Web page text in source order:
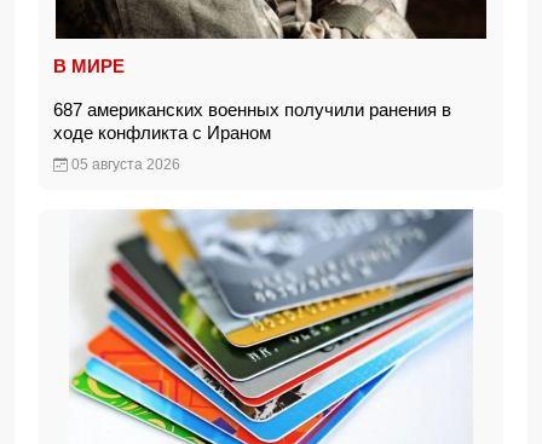
В МИРЕ
687 американских военных получили ранения в
ходе конфликта с Ираном
05 августа 2026